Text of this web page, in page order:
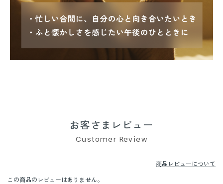
お客さまレビュー
Customer Review
商品レビューについて
この商品のレビューはありません。